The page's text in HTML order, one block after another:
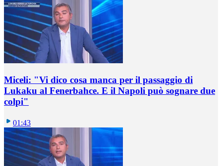
Miceli: "Vi dico cosa manca per il passaggio di
Lukaku al Fenerbahce. E il Napoli può sognare due
colpi"
01:43